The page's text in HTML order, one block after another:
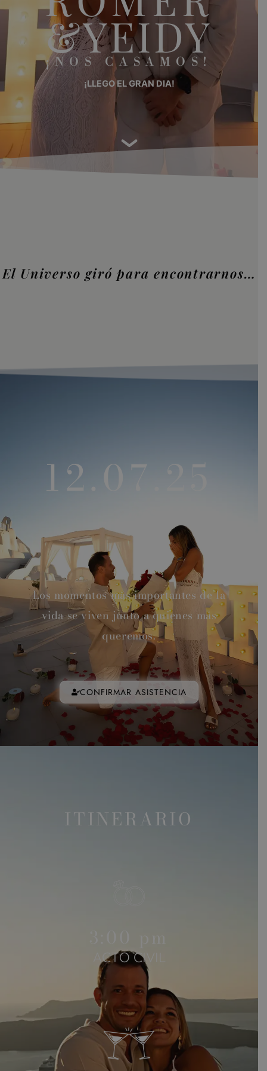
&YEIDY
¡NOS CASAMOS!
¡LLEGO EL GRAN DIA!
El Universo giró para encontrarnos…
12.07.25
Los momentos más importantes de la
vida se viven junto a quienes más
queremos.
CONFIRMAR ASISTENCIA
ITINERARIO
ACTO CIVIL